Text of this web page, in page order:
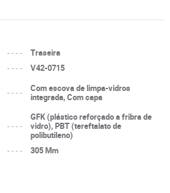
----
Traseira
----
V42-0715
----
Com escova de limpa-vidros
integrada, Com capa
----
GFK (plástico reforçado a fribra de
vidro), PBT (tereftalato de
polibutileno)
---- 305 Mm